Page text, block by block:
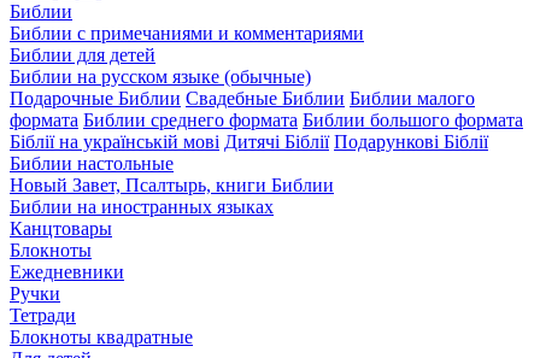
Библии
Библии с примечаниями и комментариями
Библии для детей
Библии на русском языке (обычные)
Подарочные Библии Свадебные Библии Библии малого
формата Библии среднего формата Библии большого формата
Біблії на українській мові Дитячі Біблії Подарункові Біблії
Библии настольные
Новый Завет, Псалтырь, книги Библии
Библии на иностранных языках
Канцтовары
Блокноты
Ежедневники
Ручки
Тетради
Блокноты квадратные